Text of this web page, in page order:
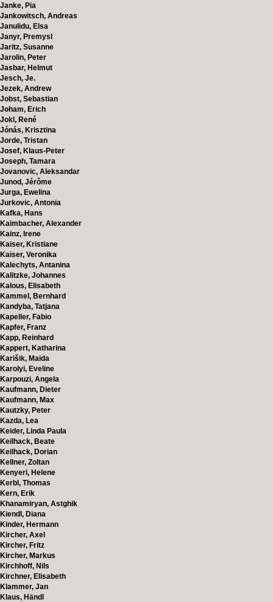
Janke, Pia
Jankowitsch, Andreas
Janulidu, Elsa
Janyr, Premysl
Jaritz, Susanne
Jarolin, Peter
Jasbar, Helmut
Jesch, Je.
Jezek, Andrew
Jobst, Sebastian
Joham, Erich
Jokl, René
Jónás, Krisztina
Jorde, Tristan
Josef, Klaus-Peter
Joseph, Tamara
Jovanovic, Aleksandar
Junod, Jérôme
Jurga, Ewelina
Jurkovic, Antonia
Kafka, Hans
Kaimbacher, Alexander
Kainz, Irene
Kaiser, Kristiane
Kaiser, Veronika
Kalechyts, Antanina
Kalitzke, Johannes
Kalous, Elisabeth
Kammel, Bernhard
Kandyba, Tatjana
Kapeller, Fabio
Kapfer, Franz
Kapp, Reinhard
Kappert, Katharina
Karišik, Maida
Karolyi, Eveline
Karpouzi, Angela
Kaufmann, Dieter
Kaufmann, Max
Kautzky, Peter
Kazda, Lea
Keider, Linda Paula
Keilhack, Beate
Keilhack, Dorian
Kellner, Zoltan
Kenyeri, Helene
Kerbl, Thomas
Kern, Erik
Khanamiryan, Astghik
Kiendl, Diana
Kinder, Hermann
Kircher, Axel
Kircher, Fritz
Kircher, Markus
Kirchhoff, Nils
Kirchner, Elisabeth
Klammer, Jan
Klaus, Händl